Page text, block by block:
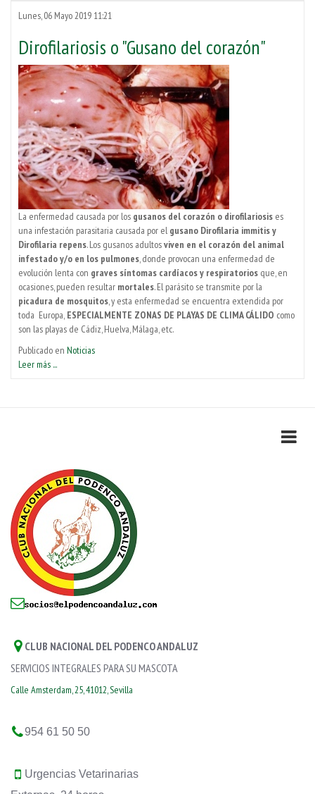
Lunes, 06 Mayo 2019 11:21
Dirofilariosis o "Gusano del corazón"
La enfermedad causada por los gusanos del corazón o dirofilariosis es
una infestación parasitaria causada por el gusano Dirofilaria immitis y
Dirofilaria repens. Los gusanos adultosviven en el corazón del animal
infestado y/o en los pulmones, donde provocan una enfermedad de
evolución lenta con graves síntomas cardíacos y respiratorios que, en
ocasiones, pueden resultar mortales. El parásito se transmite por la
picadura de mosquitos, y esta enfermedad se encuentra extendida por
toda Europa, ESPECIALMENTE ZONAS DE PLAYAS DE CLIMA CÁLIDO como
son las playas de Cádiz, Huelva, Málaga, etc.
Publicado en Noticias
Leer más ...
CLUB NACIONAL DEL PODENCO ANDALUZ
SERVICIOS INTEGRALES PARA SU MASCOTA
Calle Amsterdam, 25, 41012, Sevilla
954 61 50 50
Urgencias Vetarinarias